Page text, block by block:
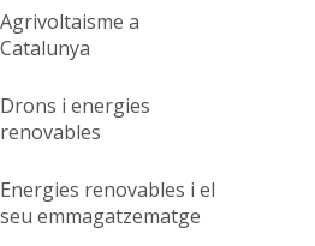
Agrivoltaisme a
Catalunya
Drons i energies
renovables
Energies renovables i el
seu emmagatzematge